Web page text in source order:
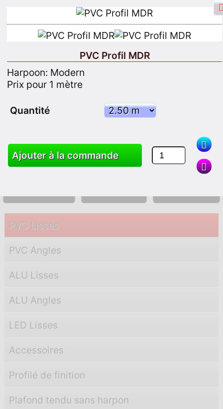
Identifiant Facebook
S'inscrire
Chercher
PVC Lisses
PVC Angles
ALU Lisses
ALU Angles
LED Lisses
Accessoires
Profilé de finition
Plafond tendu sans harpon
PVC Profil MDR
Harpoon: Modern
Prix pour 1 mètre
Quantité
Ajouter à la commande